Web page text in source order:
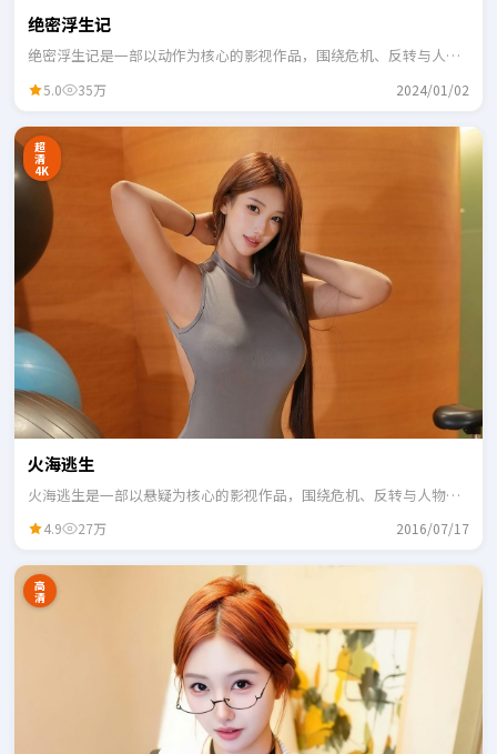
绝密浮生记
绝密浮生记是一部以动作为核心的影视作品，围绕危机、反转与人物
5.0 35万 2024/01/02
超
清
4K
火海逃生
火海逃生是一部以悬疑为核心的影视作品，围绕危机、反转与人物成
4.9 27万 2016/07/17
高
清